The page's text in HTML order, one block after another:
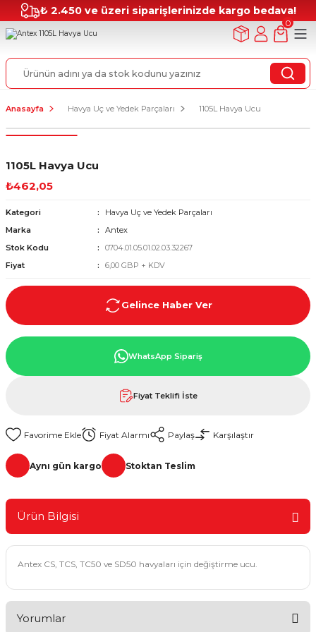
₺ 2.450 ve üzeri siparişlerinizde kargo bedava!
0
Anasayfa Havya Uç ve Yedek Parçaları 1105L Havya Ucu
1105L Havya Ucu
₺462,05
Kategori
Havya Uç ve Yedek Parçaları
Marka
Antex
Stok Kodu
0704.01.05.01.02.03.32267
Fiyat
6,00 GBP + KDV
Gelince Haber Ver
WhatsApp Sipariş
Fiyat Teklifi İste
Fiyat Alarmı Paylaş Karşılaştır
Aynı gün kargo Stoktan Teslim
Ürün Bilgisi
Antex CS, TCS, TC50 ve SD50 havyaları için değiştirme ucu.
Yorumlar